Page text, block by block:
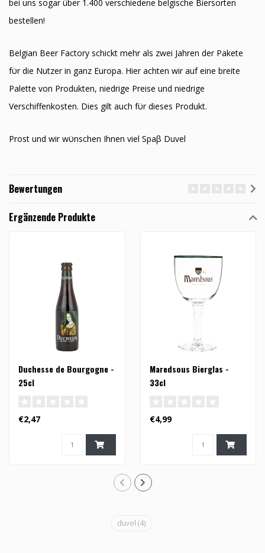
bei uns sogar über 1.400 verschiedene belgische Biersorten
bestellen!
Belgian Beer Factory schickt mehr als zwei Jahren der Pakete
fϋr die Nutzer in ganz Europa. Hier achten wir auf eine breite
Palette von Produkten, niedrige Preise und niedrige
Verschiffenkosten. Dies gilt auch fϋr dieses Produkt.
Prost und wir wϋnschen Ihnen viel Spaβ Duvel
Bewertungen
Ergänzende Produkte
Duchesse de Bourgogne -
25cl
€2,47
Maredsous Bierglas -
33cl
€4,99
duvel (4)